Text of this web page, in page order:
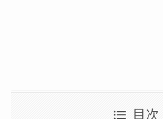
目次